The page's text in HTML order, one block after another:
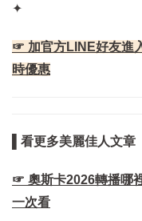
✦
☞ 加官方LINE好友進
時優惠
▌看更多美麗佳人文章
☞ 奧斯卡2026轉播哪
一次看